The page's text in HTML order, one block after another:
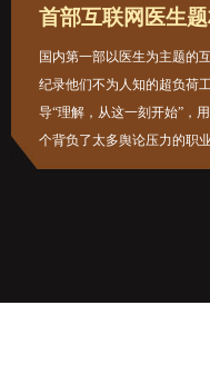
首部互联网医生
国内第一部以医生为主题的
纪录他们不为人知的超负荷
导“理解，从这一刻开始”，
个背负了太多舆论压力的职